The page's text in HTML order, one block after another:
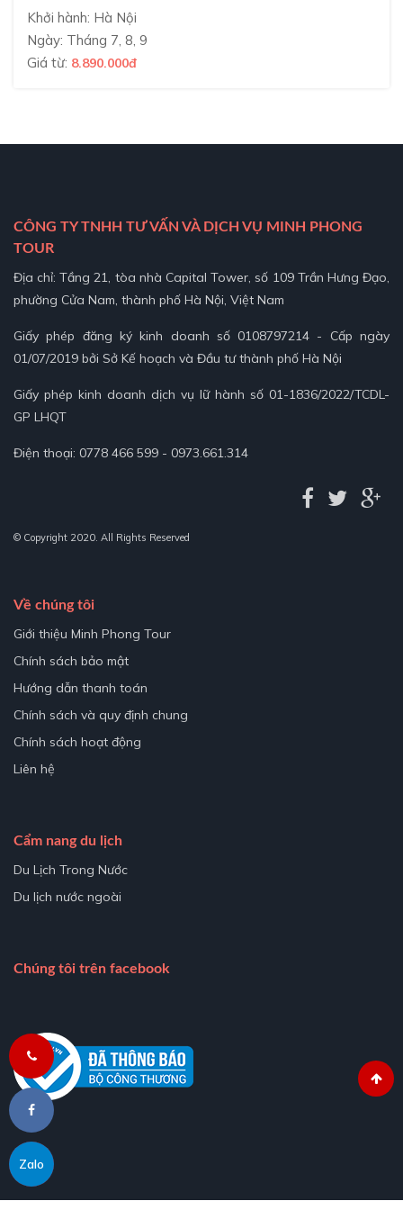
Khởi hành: Hà Nội
Ngày: Tháng 7, 8, 9
Giá từ: 8.890.000đ
CÔNG TY TNHH TƯ VẤN VÀ DỊCH VỤ MINH PHONG
TOUR
Địa chỉ: Tầng 21, tòa nhà Capital Tower, số 109 Trần Hưng Đạo,
phường Cửa Nam, thành phố Hà Nội, Việt Nam
Giấy phép đăng ký kinh doanh số 0108797214 - Cấp ngày
01/07/2019 bởi Sở Kế hoạch và Đầu tư thành phố Hà Nội
Giấy phép kinh doanh dịch vụ lữ hành số 01-1836/2022/TCDL-
GP LHQT
Điện thoại: 0778 466 599 - 0973.661.314
© Copyright 2020. All Rights Reserved
Về chúng tôi
Giới thiệu Minh Phong Tour
Chính sách bảo mật
Hướng dẫn thanh toán
Chính sách và quy định chung
Chính sách hoạt động
Liên hệ
Cẩm nang du lịch
Du Lịch Trong Nước
Du lịch nước ngoài
Chúng tôi trên facebook
Zalo